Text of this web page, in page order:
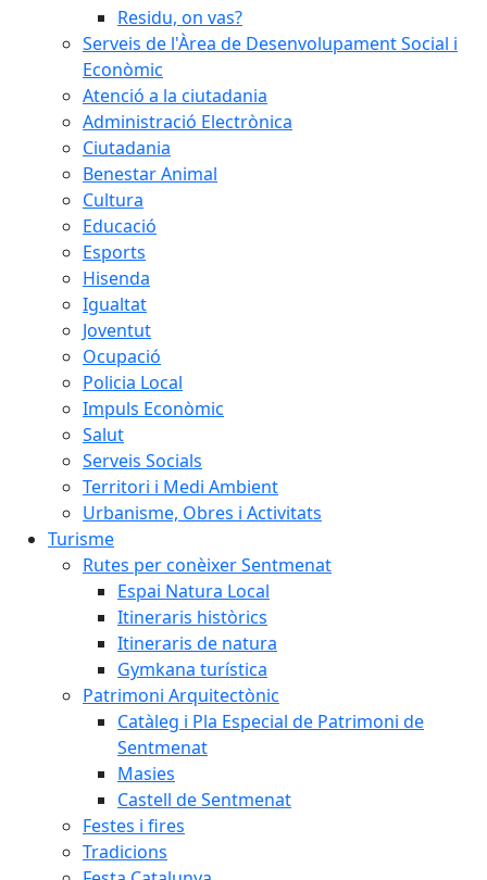
Residu, on vas?
Serveis de l'Àrea de Desenvolupament Social i
Econòmic
Atenció a la ciutadania
Administració Electrònica
Ciutadania
Benestar Animal
Cultura
Educació
Esports
Hisenda
Igualtat
Joventut
Ocupació
Policia Local
Impuls Econòmic
Salut
Serveis Socials
Territori i Medi Ambient
Urbanisme, Obres i Activitats
Turisme
Rutes per conèixer Sentmenat
Espai Natura Local
Itineraris històrics
Itineraris de natura
Gymkana turística
Patrimoni Arquitectònic
Catàleg i Pla Especial de Patrimoni de
Sentmenat
Masies
Castell de Sentmenat
Festes i fires
Tradicions